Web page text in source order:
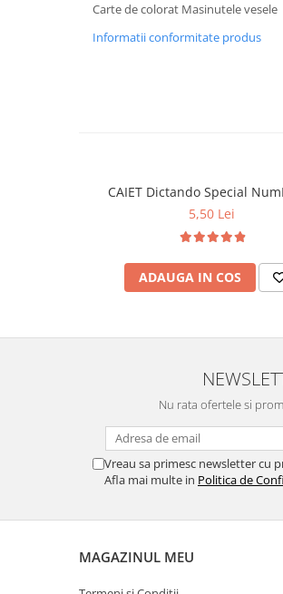
Carte de colorat Masinutele vesele
Informatii conformitate produs
CAIET Dictando Special
5,50 Lei
ADAUGA IN COS
Nu rata ofertele si
Vreau sa primesc newsletter cu
Afla mai multe in Politica de
MAGAZINUL MEU